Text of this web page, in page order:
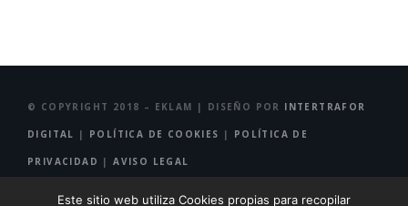
© COPYRIGHT 2018 – EKLAM | DISEÑO POR INTERTRAFOR
DIGITAL | POLÍTICA DE COOKIES | POLÍTICA DE
PRIVACIDAD |AVISO LEGAL
Este sitio web utiliza Cookies propias para recopilar